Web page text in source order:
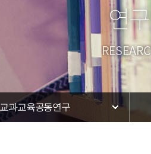
연
교과교육공동연구